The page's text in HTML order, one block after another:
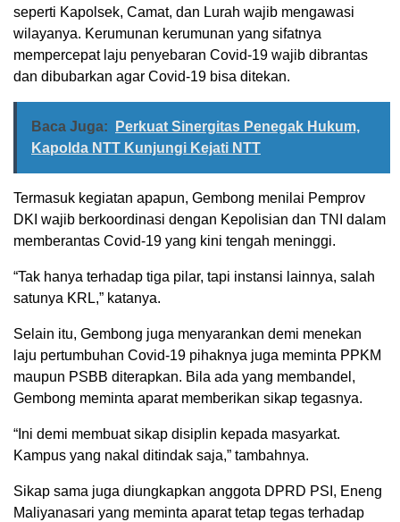
seperti Kapolsek, Camat, dan Lurah wajib mengawasi
wilayanya. Kerumunan kerumunan yang sifatnya
mempercepat laju penyebaran Covid-19 wajib dibrantas
dan dibubarkan agar Covid-19 bisa ditekan.
Baca Juga:
Perkuat Sinergitas Penegak Hukum,
Kapolda NTT Kunjungi Kejati NTT
Termasuk kegiatan apapun, Gembong menilai Pemprov
DKI wajib berkoordinasi dengan Kepolisian dan TNI dalam
memberantas Covid-19 yang kini tengah meninggi.
“Tak hanya terhadap tiga pilar, tapi instansi lainnya, salah
satunya KRL,” katanya.
Selain itu, Gembong juga menyarankan demi menekan
laju pertumbuhan Covid-19 pihaknya juga meminta PPKM
maupun PSBB diterapkan. Bila ada yang membandel,
Gembong meminta aparat memberikan sikap tegasnya.
“Ini demi membuat sikap disiplin kepada masyarkat.
Kampus yang nakal ditindak saja,” tambahnya.
Sikap sama juga diungkapkan anggota DPRD PSI, Eneng
Maliyanasari yang meminta aparat tetap tegas terhadap